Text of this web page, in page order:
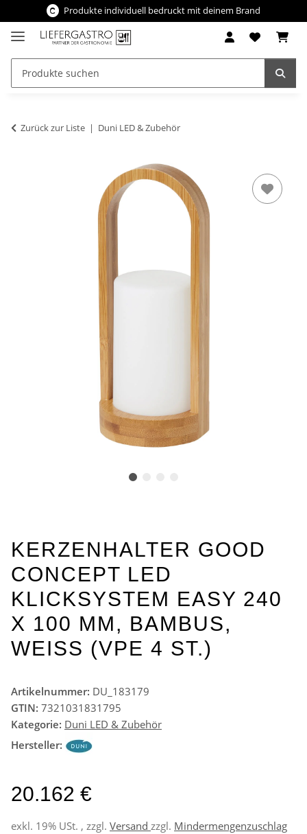
Produkte individuell bedruckt mit deinem Brand
Zurück zur Liste Duni LED & Zubehör
KERZENHALTER GOOD
CONCEPT LED
KLICKSYSTEM EASY 240
X 100 MM, BAMBUS,
WEISS (VPE 4 ST.)
Artikelnummer: DU_183179
GTIN: 7321031831795
Kategorie: Duni LED & Zubehör
Hersteller:
20.162 €
exkl. 19% USt. , zzgl. Versand zzgl. Mindermengenzuschlag